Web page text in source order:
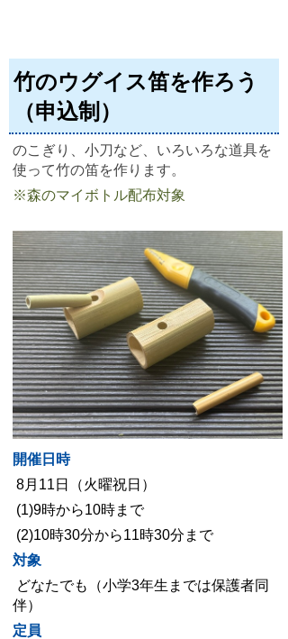
竹のウグイス笛を作ろう
（申込制）
のこぎり、小刀など、いろいろな道具を
使って竹の笛を作ります。
※森のマイボトル配布対象
開催日時
8月11日（火曜祝日）
(1)9時から10時まで
(2)10時30分から11時30分まで
対象
どなたでも（小学3年生までは保護者同
伴）
定員